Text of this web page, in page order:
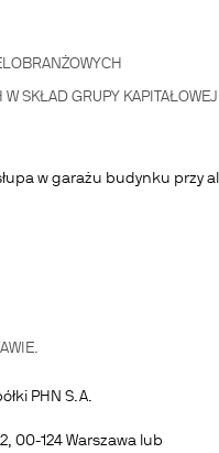
SKŁAD GRUPY KAPITAŁOWEJ
w garażu budynku przy
PHN S.A.
00-124 Warszawa lub